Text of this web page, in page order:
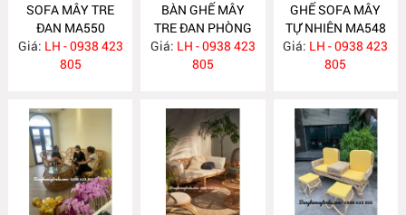
SOFA MÂY TRE
ĐAN MA550
Giá: LH - 0938 423
805
BÀN GHẾ MÂY
TRE ĐAN PHÒNG
KHÁCH MA549
Giá: LH - 0938 423
805
GHẾ SOFA MÂY
TỰ NHIÊN MA548
Giá: LH - 0938 423
805